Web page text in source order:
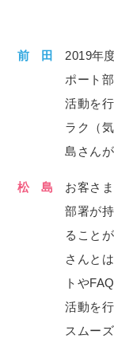
前 田
2019年
ポート
活動を
ラク（
島さん
松 島
お客さ
部署が
ること
さんと
トや
活動を
スムー